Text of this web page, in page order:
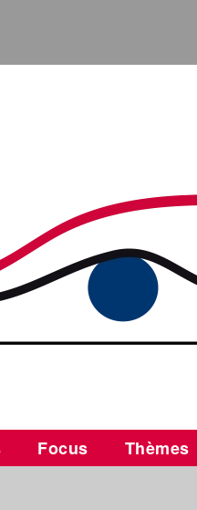
Focus Thèmes